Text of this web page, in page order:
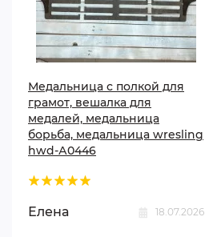
Медальница с полкой для
грамот, вешалка для
медалей, медальница
борьба, медальница wresling
hwd-А0446
Елена 18.07.2026